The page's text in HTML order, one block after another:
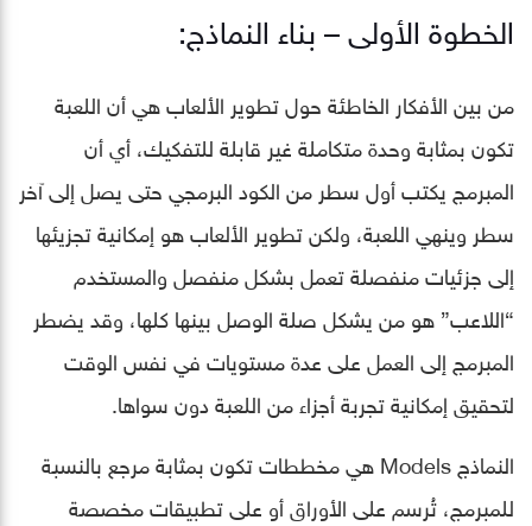
الخطوة الأولى – بناء النماذج:
من بين الأفكار الخاطئة حول تطوير الألعاب هي أن اللعبة
تكون بمثابة وحدة متكاملة غير قابلة للتفكيك، أي أن
المبرمج يكتب أول سطر من الكود البرمجي حتى يصل إلى آخر
سطر وينهي اللعبة، ولكن تطوير الألعاب هو إمكانية تجزيئها
إلى جزئيات منفصلة تعمل بشكل منفصل والمستخدم
“اللاعب” هو من يشكل صلة الوصل بينها كلها، وقد يضطر
المبرمج إلى العمل على عدة مستويات في نفس الوقت
لتحقيق إمكانية تجربة أجزاء من اللعبة دون سواها.
النماذج Models هي مخططات تكون بمثابة مرجع بالنسبة
للمبرمج، تُرسم على الأوراق أو على تطبيقات مخصصة